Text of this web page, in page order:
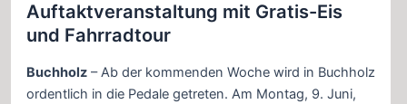
Auftaktveranstaltung mit Gratis-Eis
und Fahrradtour
Buchholz– Ab der kommenden Woche wird in Buchholz
ordentlich in die Pedale getreten. Am Montag, 9. Juni,